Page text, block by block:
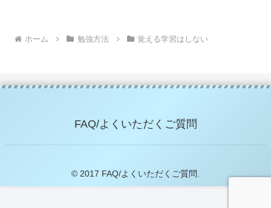
ホーム 勉強方法 覚える学習はしない
FAQ/よくいただくご質問
© 2017 FAQ/よくいただくご質問.